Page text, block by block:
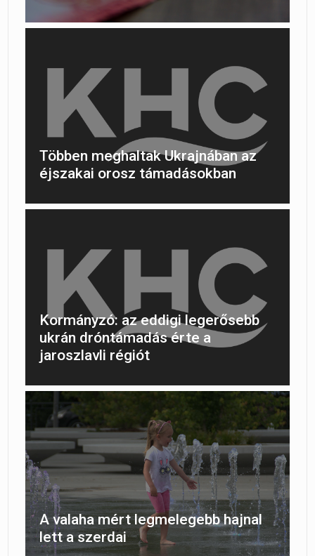
Többen meghaltak Ukrajnában az
éjszakai orosz támadásokban
Kormányzó: az eddigi legerősebb
ukrán dróntámadás érte a
jaroszlavli régiót
A valaha mért legmelegebb hajnal
lett a szerdai